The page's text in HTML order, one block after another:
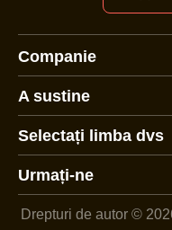
Companie
A sustine
Selectați limba dvs
Urmați-ne
Drepturi de autor ©